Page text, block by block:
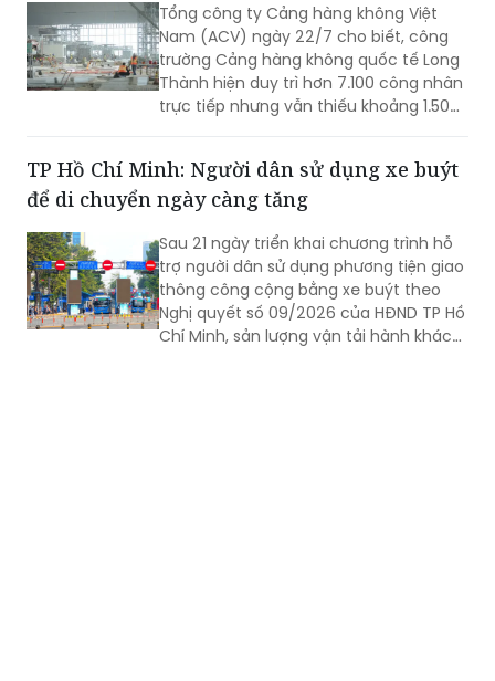
Tổng công ty Cảng hàng không Việt
Nam (ACV) ngày 22/7 cho biết, công
trường Cảng hàng không quốc tế Long
Thành hiện duy trì hơn 7.100 công nhân
trực tiếp nhưng vẫn thiếu khoảng 1.500
vào giai đoạn nước rút và chịu tác
động của mùa mưa, ACV đang yêu cầu
chức thi công 3 ca, 4 kíp để bảo đảm
vận hành thử từ tháng 9 và khai thác
thương mại vào cuối năm 2026.
TP Hồ Chí Minh: Người dân sử dụng xe buýt
để di chuyển ngày càng tăng
Sau 21 ngày triển khai chương trình hỗ
trợ người dân sử dụng phương tiện giao
thông công cộng bằng xe buýt theo
Nghị quyết số 09/2026 của HĐND TP Hồ
Chí Minh, sản lượng vận tải hành khách